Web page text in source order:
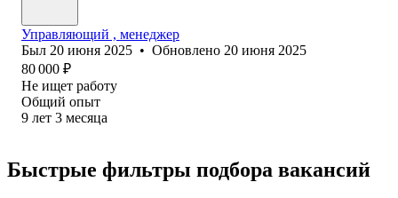
Управляющий , менеджер
Был 20 июня 2025 • Обновлено 20 июня 2025
80 000 ₽
Не ищет работу
Общий опыт
9 лет 3 месяца
Быстрые фильтры подбора вакансий